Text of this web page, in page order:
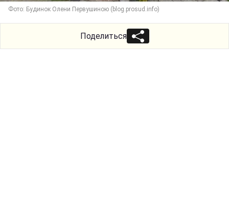
Фото: Будинок Олени Первушиною (blog.prosud.info)
Поделиться